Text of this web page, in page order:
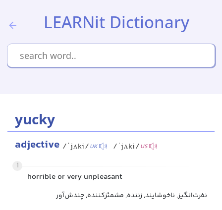
LEARNit Dictionary
yucky
adjective /ˈjʌki/UK /ˈjʌki/US
1
horrible or very unpleasant
نفرت‌انگیز, ناخوشایند, زننده, مشمئزکننده, چندش‌آور